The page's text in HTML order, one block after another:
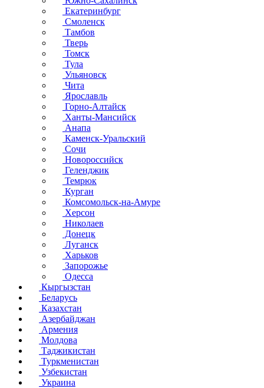
Екатеринбург
Смоленск
Тамбов
Тверь
Томск
Тула
Ульяновск
Чита
Ярославль
Горно-Алтайск
Ханты-Мансийск
Анапа
Каменск-Уральский
Сочи
Новороссийск
Геленджик
Темрюк
Курган
Комсомольск-на-Амуре
Херсон
Николаев
Донецк
Луганск
Харьков
Запорожье
Одесса
Кыргызстан
Беларусь
Казахстан
Азербайджан
Армения
Молдова
Таджикистан
Туркменистан
Узбекистан
Украина